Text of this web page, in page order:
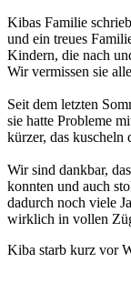
Kibas Familie
und ein treues
Kindern, die nach
Wir vermissen sie
Seit dem letzten
sie hatte Probleme
kürzer, das kuscheln
Wir sind dankbar,
konnten und auch
dadurch noch viele
wirklich in vollen
Kiba starb kurz vor